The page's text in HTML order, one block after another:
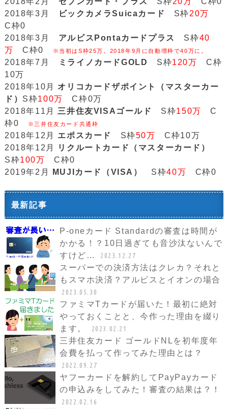
2018年3月
ビックカメラSuicaカード S枠20万
C枠0
2018年3月 アルビスPontaカードプラス S枠40
万 C枠0 ※当初はS枠25万。2018年9月に自動増枠で40万に。
2018年7月 ミライノカードGOLD S枠120万 C枠
10万
2018年10月 オリコカードザポイント（マスターカー
ド） S枠100万
C枠0万
2018年11月 三井住友VISAゴールド S枠150万
C
枠0
※三井住友カード共通枠
2018年12月 エポスカード S枠50万 C枠10万
2018年12月
リクルートカード（マスターカード）
S枠100万 C枠0
2019年2月
MUJIカード（VISA） S枠40万 C枠0
最新記事
P-oneカード Standardの審査は時間が
かかる！？10日過ぎても音沙汰ないんで
すけど…
2023.12.27
スーパーでの決済方法はクレカ？それと
もスマホ決済？アルビスとイオンの場合
2023.05.30
ファミマTカードが届いた！最初に絶対
やっておくことと、今作った理由を綴り
ます。
2023.02.21
三井住友カード ゴールドNLを初年度年
会費を払って作ってみた理由とは？
2022.09.27
ヤフーカードを解約してPayPayカード
の申込みをしてみた！審査の結果は？！
2022.02.16